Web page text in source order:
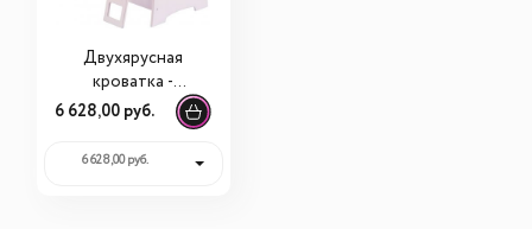
Двухярусная
кроватка -
колыбель KidKraft
60130_KE
6 628,00 руб.
6 628,00 руб.